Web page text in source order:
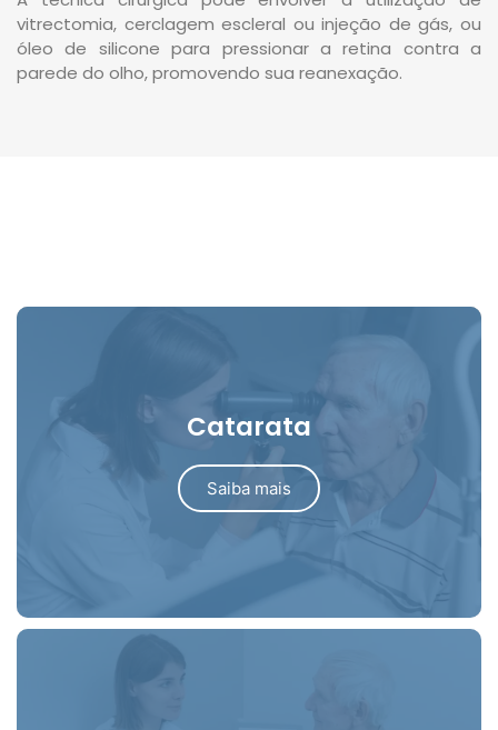
vitrectomia, cerclagem escleral ou injeção de gás, ou
óleo de silicone para pressionar a retina contra a
parede do olho, promovendo sua reanexação.
Catarata
Saiba mais